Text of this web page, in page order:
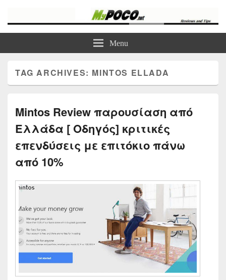
Τα καλύτερα Reviews , Συγκρίσεις , VPN , Webhosting
Menu
TAG ARCHIVES: MINTOS ELLADA
Mintos Review παρουσίαση από
Ελλάδα [ Οδηγός] κριτικές
επενδύσεις με επιτόκιο πάνω
από 10%